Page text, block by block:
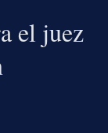
el juez